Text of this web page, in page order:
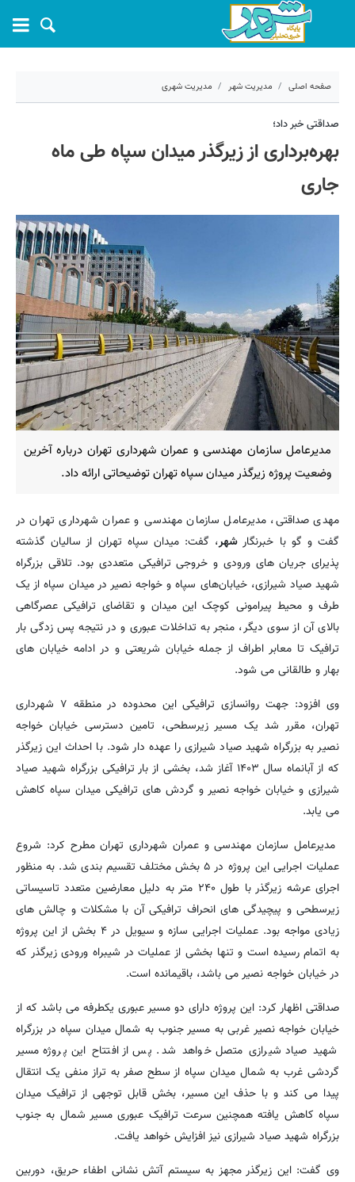
صفحه اصلی مدیریت شهر مدیریت شهری
۲ تیر ۱۴۰۵ - ۰۹:۰۲
کد مطلب:82164
صداقتی خبر داد؛
بهره‌برداری از زیرگذر میدان سپاه طی ماه
جاری
مدیرعامل سازمان مهندسی و عمران شهرداری تهران درباره آخرین
وضعیت پروژه زیرگذر میدان سپاه تهران توضیحاتی ارائه داد.
مهدی صداقتی، مدیرعامل سازمان مهندسی و عمران شهرداری تهران در
گفت و گو با خبرنگار شهر، گفت: میدان سپاه تهران از سالیان گذشته
پذیرای جریان های ورودی و خروجی ترافیکی متعددی بود. تلاقی بزرگراه
شهید صیاد شیرازی، خیابان‌های سپاه و خواجه نصیر در میدان سپاه از یک
طرف و محیط پیرامونی کوچک این میدان و تقاضای ترافیکی عصرگاهی
بالای آن از سوی دیگر، منجر به تداخلات عبوری و در نتیجه پس زدگی بار
ترافیک تا معابر اطراف از جمله خیابان شریعتی و در ادامه خیابان های
بهار و طالقانی می شود.
وی افزود: جهت روانسازی ترافیکی این محدوده در منطقه ۷ شهرداری
تهران، مقرر شد یک مسیر زیرسطحی، تامین دسترسی خیابان خواجه
نصیر به بزرگراه شهید صیاد شیرازی را عهده دار شود. با احداث این زیرگذر
که از آبانماه سال ۱۴۰۳ آغاز شد، بخشی از بار ترافیکی بزرگراه شهید صیاد
شیرازی و خیابان خواجه نصیر و گردش های ترافیکی میدان سپاه کاهش
می یابد.
مدیرعامل سازمان مهندسی و عمران شهرداری تهران مطرح کرد: شروع
عملیات اجرایی این پروژه در ۵ بخش مختلف تقسیم بندی شد. به منظور
اجرای عرشه زیرگذر با طول ۲۴۰ متر به دلیل معارضین متعدد تاسیساتی
زیرسطحی و پیچیدگی های انحراف ترافیکی آن با مشکلات و چالش های
زیادی مواجه بود. عملیات اجرایی سازه و سیویل در ۴ بخش از این پروژه
به اتمام رسیده است و تنها بخشی از عملیات در شیبراه ورودی زیرگذر که
در خیابان خواجه نصیر می باشد، باقیمانده است.
صداقتی اظهار کرد: این پروژه دارای دو مسیر عبوری یکطرفه می باشد که از
خیابان خواجه نصیر غربی به مسیر جنوب به شمال میدان سپاه در بزرگراه
شهید صیاد شیرازی متصل خواهد شد. پس از افتتاح این پروژه مسیر
گردشی غرب به شمال میدان سپاه از سطح صفر به تراز منفی یک انتقال
پیدا می کند و با حذف این مسیر، بخش قابل توجهی از ترافیک میدان
سپاه کاهش یافته همچنین سرعت ترافیک عبوری مسیر شمال به جنوب
بزرگراه شهید صیاد شیرازی نیز افزایش خواهد یافت.
وی گفت: این زیرگذر مجهز به سیستم آتش نشانی اطفاء حریق، دوربین